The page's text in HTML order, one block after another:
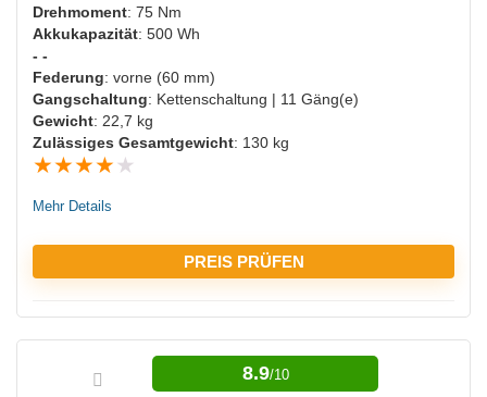
Teuer
Drehmoment: 75 Nm
Akkukapazität: 500 Wh
- -
Federung: vorne (60 mm)
Gangschaltung: Kettenschaltung | 11 Gäng(e)
Gewicht: 22,7 kg
Zulässiges Gesamtgewicht: 130 kg
★★★★ ★
Mehr Details
PREIS PRÜFEN
VORTEILE:
Starker Motor
8.9/10